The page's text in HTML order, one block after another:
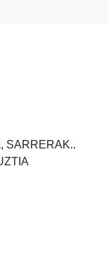
SARRERAK..